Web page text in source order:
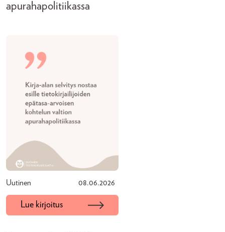
apurahapolitiikassa
Uutinen 08.06.2026
Lue kirjoitus